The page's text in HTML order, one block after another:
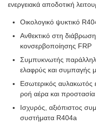
ενεργειακά αποδοτική
Οικολογικό ψυκτικό
Ανθεκτικό στη
κονσερβοποίησης FRP
Συμπυκνωτής
ελαφρύς και συμπαγής
Εσωτερικός αυλακωτός
ροή αέρα και
Ισχυρός, αξιόπιστος
συστήματα R404a